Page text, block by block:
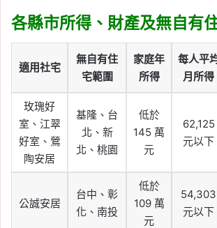
各縣市所得、財產及無自有
適用社宅
無自有住
宅範圍
家庭年
所得
每人平
月所得
玫瑰好
室、江翠
好室、鶯
陶安居
基隆、台
北、新
北、桃園
低於
145 萬
元
62,125
元以下
公誠安居
台中、彰
化、南投
低於
109 萬
元
54,303
元以下